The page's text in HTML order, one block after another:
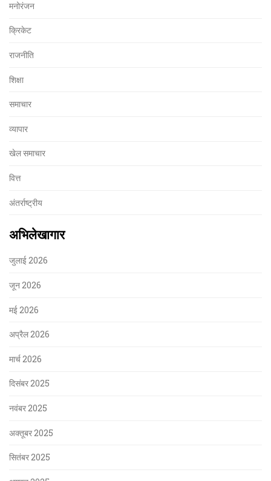
मनोरंजन
क्रिकेट
राजनीति
शिक्षा
समाचार
व्यापार
खेल समाचार
वित्त
अंतर्राष्ट्रीय
अभिलेखागार
जुलाई 2026
जून 2026
मई 2026
अप्रैल 2026
मार्च 2026
दिसंबर 2025
नवंबर 2025
अक्तूबर 2025
सितंबर 2025